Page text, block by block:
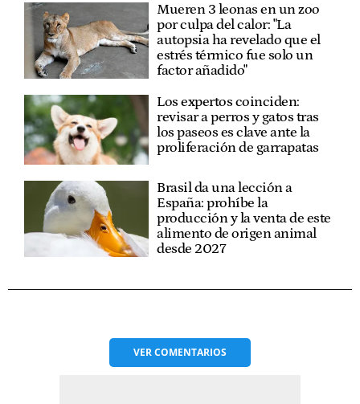
Mueren 3 leonas en un zoo
por culpa del calor: "La
autopsia ha revelado que el
estrés térmico fue solo un
factor añadido"
Los expertos coinciden:
revisar a perros y gatos tras
los paseos es clave ante la
proliferación de garrapatas
Brasil da una lección a
España: prohíbe la
producción y la venta de este
alimento de origen animal
desde 2027
VERCOMENTARIOS